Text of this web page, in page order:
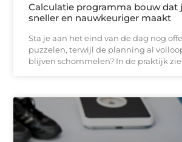
Calculatie programma bouw dat
sneller en nauwkeuriger maakt
Sta je aan het eind van de dag nog
puzzelen, terwijl de planning al
blijven schommelen? In de praktijk zie